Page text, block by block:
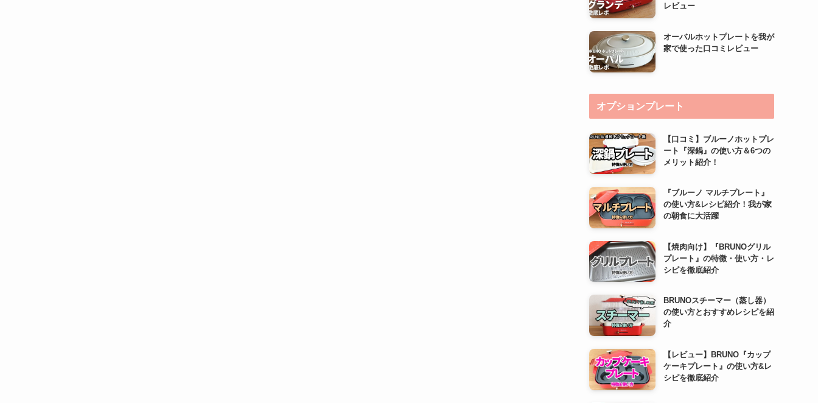
レビュー
オーバルホットプレートを我が
家で使った口コミレビュー
オプションプレート
【口コミ】ブルーノホットプレ
ート『深鍋』の使い方＆6つの
メリット紹介！
『ブルーノ マルチプレート』
の使い方&レシピ紹介！我が家
の朝食に大活躍
【焼肉向け】『BRUNOグリル
プレート』の特徴・使い方・レ
シピを徹底紹介
BRUNOスチーマー（蒸し器）
の使い方とおすすめレシピを紹
介
【レビュー】BRUNO『カップ
ケーキプレート』の使い方&レ
シピを徹底紹介